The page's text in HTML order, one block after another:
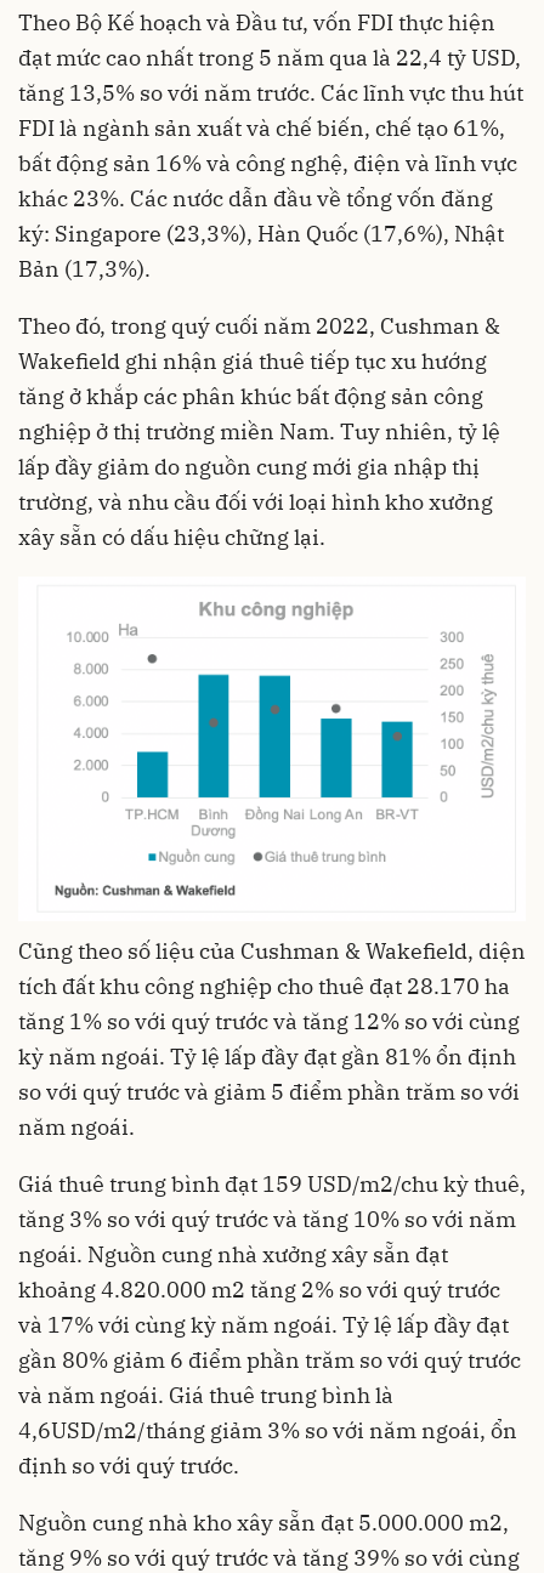
Theo Bộ Kế hoạch và Đầu tư, vốn FDI thực hiện
đạt mức cao nhất trong 5 năm qua là 22,4 tỷ USD,
tăng 13,5% so với năm trước. Các lĩnh vực thu hút
FDI là ngành sản xuất và chế biến, chế tạo 61%,
bất động sản 16% và công nghệ, điện và lĩnh vực
khác 23%. Các nước dẫn đầu về tổng vốn đăng
ký: Singapore (23,3%), Hàn Quốc (17,6%), Nhật
Bản (17,3%).
Theo đó, trong quý cuối năm 2022, Cushman &
Wakefield ghi nhận giá thuê tiếp tục xu hướng
tăng ở khắp các phân khúc bất động sản công
nghiệp ở thị trường miền Nam. Tuy nhiên, tỷ lệ
lấp đầy giảm do nguồn cung mới gia nhập thị
trường, và nhu cầu đối với loại hình kho xưởng
xây sẵn có dấu hiệu chững lại.
Cũng theo số liệu của Cushman & Wakefield, diện
tích đất khu công nghiệp cho thuê đạt 28.170 ha
tăng 1% so với quý trước và tăng 12% so với cùng
kỳ năm ngoái. Tỷ lệ lấp đầy đạt gần 81% ổn định
so với quý trước và giảm 5 điểm phần trăm so với
năm ngoái.
Giá thuê trung bình đạt 159 USD/m2/chu kỳ thuê,
tăng 3% so với quý trước và tăng 10% so với năm
ngoái. Nguồn cung nhà xưởng xây sẵn đạt
khoảng 4.820.000 m2 tăng 2% so với quý trước
và 17% với cùng kỳ năm ngoái. Tỷ lệ lấp đầy đạt
gần 80% giảm 6 điểm phần trăm so với quý trước
và năm ngoái. Giá thuê trung bình là
4,6USD/m2/tháng giảm 3% so với năm ngoái, ổn
định so với quý trước.
Nguồn cung nhà kho xây sẵn đạt 5.000.000 m2,
tăng 9% so với quý trước và tăng 39% so với cùng